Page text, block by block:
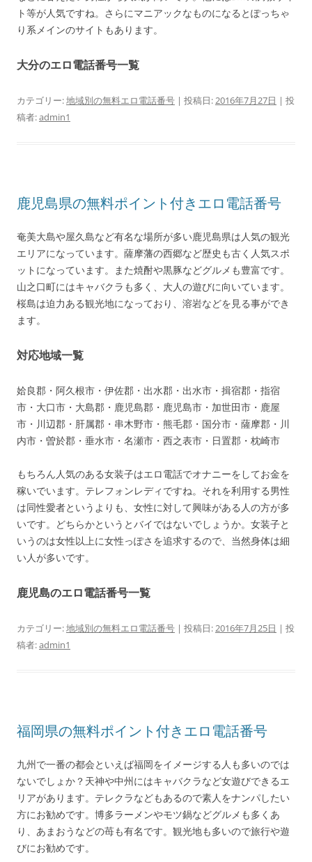
ト等が人気ですね。さらにマニアックなものになるとぽっちゃ
り系メインのサイトもあります。
大分のエロ電話番号一覧
カテゴリー:地域別の無料エロ電話番号 | 投稿日:2016年7月27日 | 投
稿者:admin1
鹿児島県の無料ポイント付きエロ電話番号
奄美大島や屋久島など有名な場所が多い鹿児島県は人気の観光
エリアになっています。薩摩藩の西郷など歴史も古く人気スポ
ットになっています。また焼酎や黒豚などグルメも豊富です。
山之口町にはキャバクラも多く、大人の遊びに向いています。
桜島は迫力ある観光地になっており、溶岩などを見る事ができ
ます。
対応地域一覧
姶良郡・阿久根市・伊佐郡・出水郡・出水市・揖宿郡・指宿
市・大口市・大島郡・鹿児島郡・鹿児島市・加世田市・鹿屋
市・川辺郡・肝属郡・串木野市・熊毛郡・国分市・薩摩郡・川
内市・曽於郡・垂水市・名瀬市・西之表市・日置郡・枕崎市
もちろん人気のある女装子はエロ電話でオナニーをしてお金を
稼いでいます。テレフォンレディですね。それを利用する男性
は同性愛者というよりも、女性に対して興味がある人の方が多
いです。どちらかというとバイではないでしょうか。女装子と
いうのは女性以上に女性っぽさを追求するので、当然身体は細
い人が多いです。
鹿児島のエロ電話番号一覧
カテゴリー:地域別の無料エロ電話番号 | 投稿日:2016年7月25日 | 投
稿者:admin1
福岡県の無料ポイント付きエロ電話番号
九州で一番の都会といえば福岡をイメージする人も多いのでは
ないでしょか？天神や中州にはキャバクラなど女遊びできるエ
リアがあります。テレクラなどもあるので素人をナンパしたい
方にお勧めです。博多ラーメンやモツ鍋などグルメも多くあ
り、あまおうなどの苺も有名です。観光地も多いので旅行や遊
びにお勧めです。